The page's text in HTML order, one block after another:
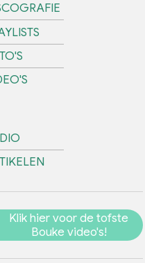
Klik hier voor de tofste
Bouke video's!